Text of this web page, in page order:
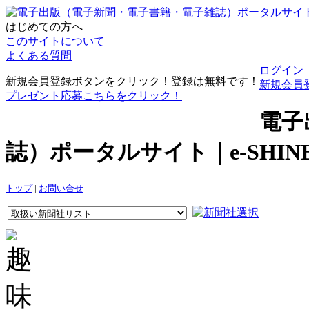
はじめての方へ
このサイトについて
よくある質問
新規会員登録ボタンをクリック！登録は無料です！
プレゼント応募こちらをクリック！
ログイン
新規会員
電
誌）ポータルサイト｜e-
トップ| お問い合せ